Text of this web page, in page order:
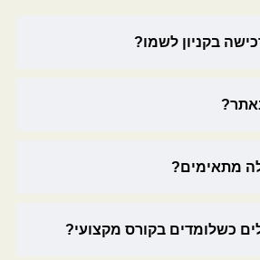
בקניון לשמו?
מתאימים?
כשלומדים בקורס מקצועי?